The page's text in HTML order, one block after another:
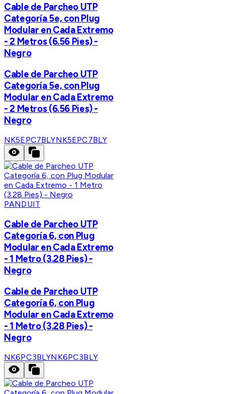
Cable de Parcheo UTP
Categoría 5e, con Plug
Modular en Cada Extremo
- 2 Metros (6.56 Pies) -
Negro
Cable de Parcheo UTP
Categoría 5e, con Plug
Modular en Cada Extremo
- 2 Metros (6.56 Pies) -
Negro
NK5EPC7BLYNK5EPC7BLY
PANDUIT
Cable de Parcheo UTP
Categoría 6, con Plug
Modular en Cada Extremo
- 1 Metro (3.28 Pies) -
Negro
Cable de Parcheo UTP
Categoría 6, con Plug
Modular en Cada Extremo
- 1 Metro (3.28 Pies) -
Negro
NK6PC3BLYNK6PC3BLY